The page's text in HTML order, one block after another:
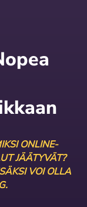
ONLINE-
JÄÄTYVÄT?
VOI OLLA